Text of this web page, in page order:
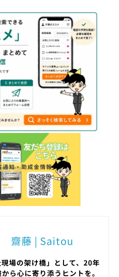
齋藤 | Saitou
現場の架け橋」として、20年
ら心に寄り添うヒントを。